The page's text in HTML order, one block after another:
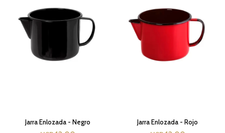
Jarra Enlozada - Negro Jarra Enlozada - Rojo